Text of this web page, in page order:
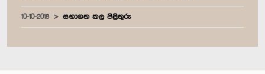
10-10-2018 සභාගත කල පිළිතුරු